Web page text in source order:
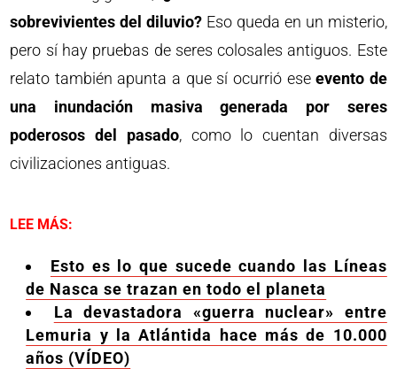
sobrevivientes del diluvio? Eso queda en un misterio,
pero sí hay pruebas de seres colosales antiguos. Este
relato también apunta a que sí ocurrió eseevento de
una inundación masiva generada por seres
poderosos del pasado, como lo cuentan diversas
civilizaciones antiguas.
LEE MÁS:
Esto es lo que sucede cuando las Líneas
de Nasca se trazan en todo el planeta
La devastadora «guerra nuclear» entre
Lemuria y la Atlántida hace más de 10.000
años (VÍDEO)